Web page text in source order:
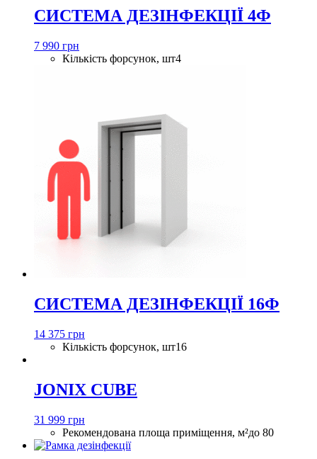
СИСТЕМА ДЕЗІНФЕКЦІЇ 4Ф
7 990 грн
Кількість форсунок, шт4
СИСТЕМА ДЕЗІНФЕКЦІЇ 16Ф
14 375 грн
Кількість форсунок, шт16
JONIX CUBE
31 999 грн
Рекомендована площа приміщення, м²до 80